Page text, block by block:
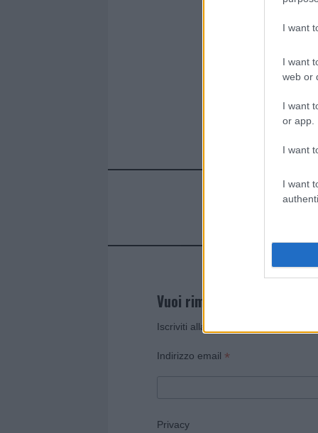
I want
I want
web or
I want
or app.
I want
I want
Vuoi rimanere sempre
Iscriviti alla newsletter di Gallura
Indirizzo email *
Privacy